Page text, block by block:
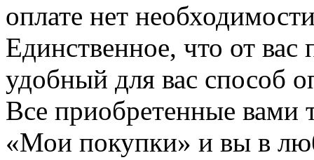
оплате нет
Единственное, что от вас
удобный для вас способ
Все приобретенные вами
«Мои покупки» и вы в